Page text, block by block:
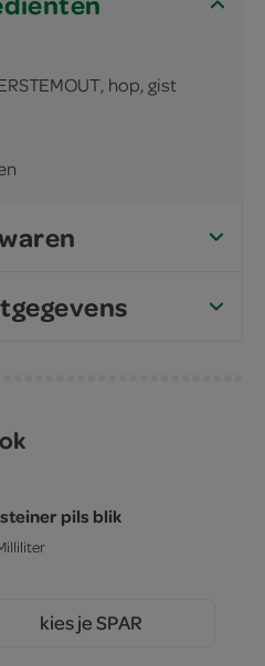
hop, gist
pils blik
kies je SPAR